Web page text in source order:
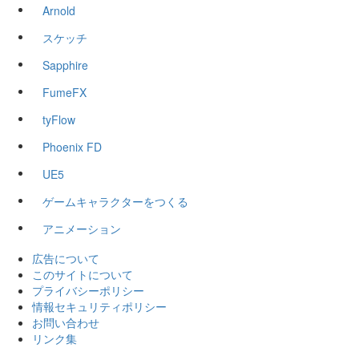
Arnold
スケッチ
Sapphire
FumeFX
tyFlow
Phoenix FD
UE5
ゲームキャラクターをつくる
アニメーション
広告について
このサイトについて
プライバシーポリシー
情報セキュリティポリシー
お問い合わせ
リンク集